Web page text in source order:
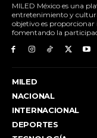
MILED México es una
entretenimiento y
objetivo es proporcionar
fomentando la
MILED
NACIONAL
INTERNACIONAL
DEPORTES